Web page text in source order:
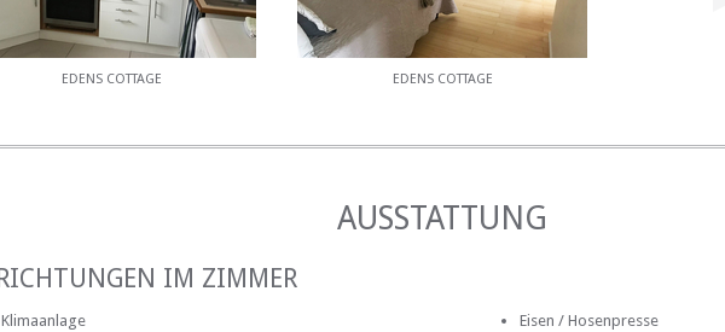
EDENS COTTAGE EDENS COTTAGE
AUSSTATTUNG
IM ZIMMER
Klimaanlage
Eisen / Hosenpresse